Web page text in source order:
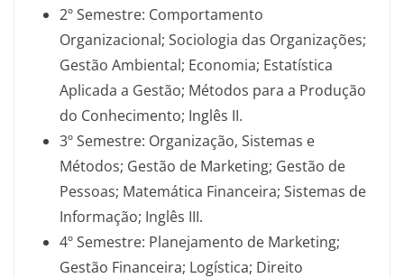
2º Semestre: Comportamento
Organizacional; Sociologia das Organizações;
Gestão Ambiental; Economia; Estatística
Aplicada a Gestão; Métodos para a Produção
do Conhecimento; Inglês II.
3º Semestre: Organização, Sistemas e
Métodos; Gestão de Marketing; Gestão de
Pessoas; Matemática Financeira; Sistemas de
Informação; Inglês III.
4º Semestre: Planejamento de Marketing;
Gestão Financeira; Logística; Direito